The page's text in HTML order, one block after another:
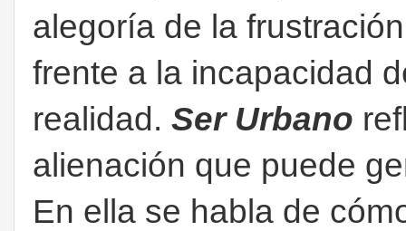
alegoría de la
frente a la incapacidad
realidad. Ser Urbano
alienación que puede
En ella se habla de